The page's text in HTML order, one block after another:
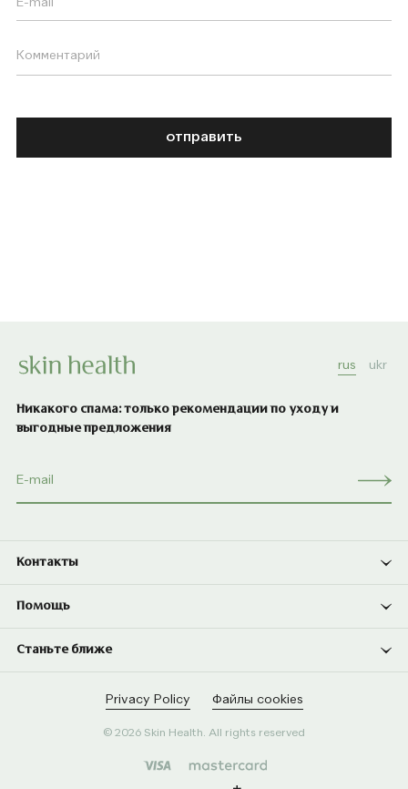
отправить
rus ukr
Никакого спама: только рекомендации по уходу и
выгодные предложения
Контакты
Помощь
Станьте ближе
Privacy Policy Файлы cookies
© 2026 Skin Health. All rights reserved